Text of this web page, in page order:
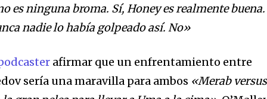
es ninguna broma. Sí, Honey es realmente buena.
nadie lo había golpeado así. No»
afirmar que un enfrentamiento entre
sería una maravilla para ambos «Merab versus